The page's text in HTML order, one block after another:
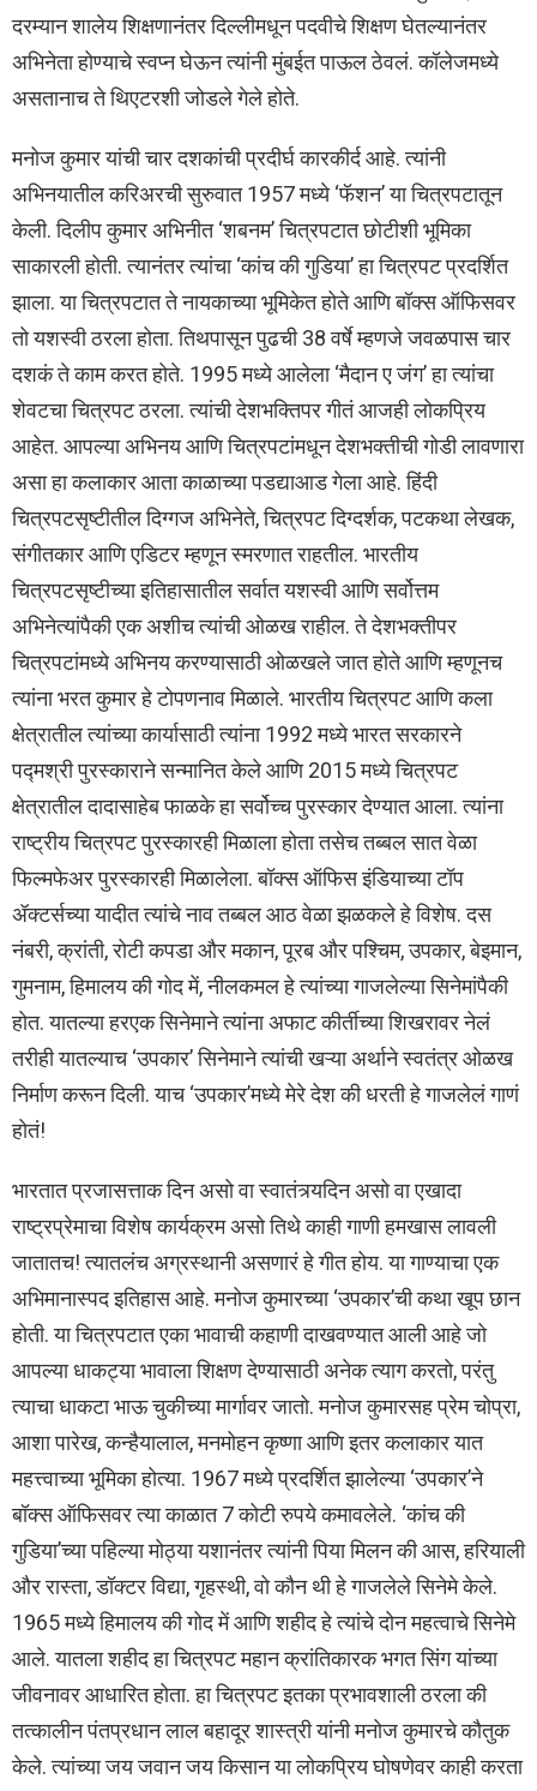
दरम्यान शालेय शिक्षणानंतर दिल्लीमधून पदवीचे शिक्षण घेतल्यानंतर
अभिनेता होण्याचे स्वप्न घेऊन त्यांनी मुंबईत पाऊल ठेवलं. कॉलेजमध्ये
असतानाच ते थिएटरशी जोडले गेले होते.
मनोज कुमार यांची चार दशकांची प्रदीर्घ कारकीर्द आहे. त्यांनी
अभिनयातील करिअरची सुरुवात 1957 मध्ये ‘फॅशन’ या चित्रपटातून
केली. दिलीप कुमार अभिनीत ‘शबनम’ चित्रपटात छोटीशी भूमिका
साकारली होती. त्यानंतर त्यांचा ‘कांच की गुडिया’ हा चित्रपट प्रदर्शित
झाला. या चित्रपटात ते नायकाच्या भूमिकेत होते आणि बॉक्स ऑफिसवर
तो यशस्वी ठरला होता. तिथपासून पुढची 38 वर्षे म्हणजे जवळपास चार
दशकं ते काम करत होते. 1995 मध्ये आलेला ‘मैदान ए जंग’ हा त्यांचा
शेवटचा चित्रपट ठरला. त्यांची देशभक्तिपर गीतं आजही लोकप्रिय
आहेत. आपल्या अभिनय आणि चित्रपटांमधून देशभक्तीची गोडी लावणारा
असा हा कलाकार आता काळाच्या पडद्याआड गेला आहे. हिंदी
चित्रपटसृष्टीतील दिग्गज अभिनेते, चित्रपट दिग्दर्शक, पटकथा लेखक,
संगीतकार आणि एडिटर म्हणून स्मरणात राहतील. भारतीय
चित्रपटसृष्टीच्या इतिहासातील सर्वात यशस्वी आणि सर्वोत्तम
अभिनेत्यांपैकी एक अशीच त्यांची ओळख राहील. ते देशभक्तीपर
चित्रपटांमध्ये अभिनय करण्यासाठी ओळखले जात होते आणि म्हणूनच
त्यांना भरत कुमार हे टोपणनाव मिळाले. भारतीय चित्रपट आणि कला
क्षेत्रातील त्यांच्या कार्यासाठी त्यांना 1992 मध्ये भारत सरकारने
पद्मश्री पुरस्काराने सन्मानित केले आणि 2015 मध्ये चित्रपट
क्षेत्रातील दादासाहेब फाळके हा सर्वोच्च पुरस्कार देण्यात आला. त्यांना
राष्ट्रीय चित्रपट पुरस्कारही मिळाला होता तसेच तब्बल सात वेळा
फिल्मफेअर पुरस्कारही मिळालेला. बॉक्स ऑफिस इंडियाच्या टॉप
ॲक्टर्सच्या यादीत त्यांचे नाव तब्बल आठ वेळा झळकले हे विशेष. दस
नंबरी, क्रांती, रोटी कपडा और मकान, पूरब और पश्चिम, उपकार, बेइमान,
गुमनाम, हिमालय की गोद में, नीलकमल हे त्यांच्या गाजलेल्या सिनेमांपैकी
होत. यातल्या हरएक सिनेमाने त्यांना अफाट कीर्तीच्या शिखरावर नेलं
तरीही यातल्याच ‘उपकार’ सिनेमाने त्यांची खऱ्या अर्थाने स्वतंत्र ओळख
निर्माण करून दिली. याच ‘उपकार’मध्ये मेरे देश की धरती हे गाजलेलं गाणं
होतं!
भारतात प्रजासत्ताक दिन असो वा स्वातंत्र्यदिन असो वा एखादा
राष्ट्रप्रेमाचा विशेष कार्यक्रम असो तिथे काही गाणी हमखास लावली
जातातच! त्यातलंच अग्रस्थानी असणारं हे गीत होय. या गाण्याचा एक
अभिमानास्पद इतिहास आहे. मनोज कुमारच्या ‘उपकार’ची कथा खूप छान
होती. या चित्रपटात एका भावाची कहाणी दाखवण्यात आली आहे जो
आपल्या धाकट्या भावाला शिक्षण देण्यासाठी अनेक त्याग करतो, परंतु
त्याचा धाकटा भाऊ चुकीच्या मार्गावर जातो. मनोज कुमारसह प्रेम चोप्रा,
आशा पारेख, कन्हैयालाल, मनमोहन कृष्णा आणि इतर कलाकार यात
महत्त्वाच्या भूमिका होत्या. 1967 मध्ये प्रदर्शित झालेल्या ‘उपकार’ने
बॉक्स ऑफिसवर त्या काळात 7 कोटी रुपये कमावलेले. ‘कांच की
गुडिया’च्या पहिल्या मोठ्या यशानंतर त्यांनी पिया मिलन की आस, हरियाली
और रास्ता, डॉक्टर विद्या, गृहस्थी, वो कौन थी हे गाजलेले सिनेमे केले.
1965 मध्ये हिमालय की गोद में आणि शहीद हे त्यांचे दोन महत्वाचे सिनेमे
आले. यातला शहीद हा चित्रपट महान क्रांतिकारक भगत सिंग यांच्या
जीवनावर आधारित होता. हा चित्रपट इतका प्रभावशाली ठरला की
तत्कालीन पंतप्रधान लाल बहादूर शास्त्री यांनी मनोज कुमारचे कौतुक
केले. त्यांच्या जय जवान जय किसान या लोकप्रिय घोषणेवर काही करता